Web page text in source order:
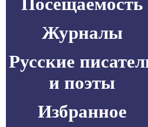
Журналы
Русские
и поэты
Избранное